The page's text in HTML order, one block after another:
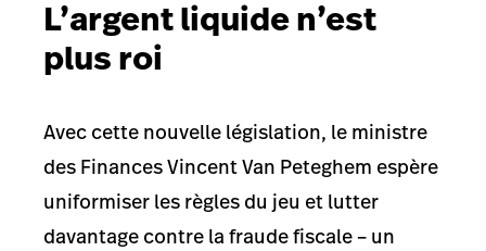
L’argent liquide n’est
plus roi
Avec cette nouvelle législation, le ministre
des Finances Vincent Van Peteghem espère
uniformiser les règles du jeu et lutter
davantage contre la fraude fiscale – un